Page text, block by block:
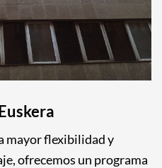
mayor flexibilidad y
ofrecemos un programa